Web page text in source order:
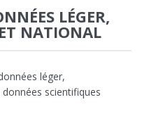
LÉGER,
NATIONAL
léger,
scientifiques